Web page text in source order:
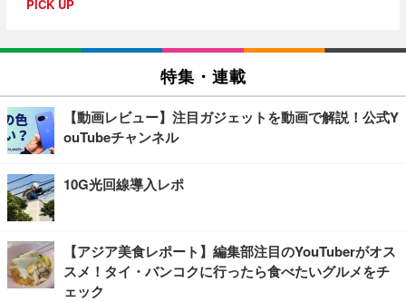
PICK UP
特集・連載
【動画レビュー】注目ガジェットを動画で解説！公式Y
ouTubeチャンネル
10G光回線導入レポ
【アジア美食レポート】編集部注目のYouTuberがオス
スメ！タイ・バンコクに行ったら食べたいグルメをチ
ェック